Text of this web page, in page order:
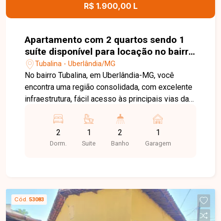
informações e agende uma visita para conhecer
R$ 1.900,00 L
Apartamento com 2 quartos sendo 1
suíte disponível para locação no bairro
Tubalina em Uberlândia-MG
Tubalina - Uberlândia/MG
No bairro Tubalina, em Uberlândia-MG, você
encontra uma região consolidada, com excelente
infraestrutura, fácil acesso às principais vias da
escolas, farmácias e diversos comércios,
proporcionando praticidade e qualidade de vida.
Apartamento mobiliado disponível para locação,
de garagem coberta. O imóvel oferece ambientes
bem distribuídos, confortáveis e funcionais, ideal
para quem busca praticidade e comodidade no
2
Dorm.
1
Suite
2
Banho
1
Garagem
Cód. 53083